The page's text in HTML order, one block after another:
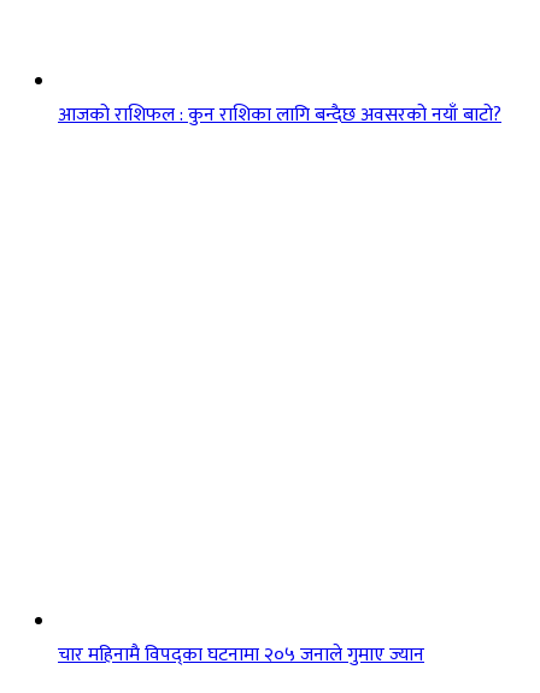
आजको राशिफल : कुन राशिका लागि बन्दैछ अवसरको नयाँ बाटो?
चार महिनामै विपद्का घटनामा २०५ जनाले गुमाए ज्यान